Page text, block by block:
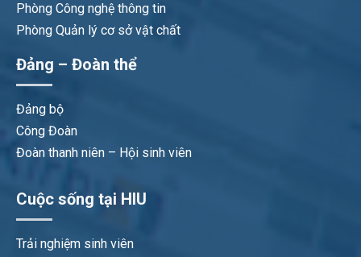
Phòng Công nghệ thông tin
Phòng Quản lý cơ sở vật chất
Đảng – Đoàn thể
Đảng bộ
Công Đoàn
Đoàn thanh niên – Hội sinh viên
Cuộc sống tại HIU
Trải nghiệm sinh viên